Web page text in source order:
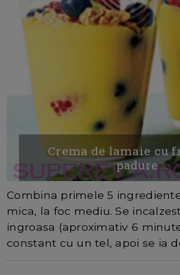
Crema de lamaie cu
padure
Combina primele 5
mica, la foc mediu. Se
ingroasa (aproximativ 6
constant cu un tel, apoi se ia